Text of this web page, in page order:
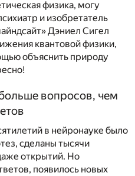
физика, могу
и изобретатель
Дэниел Сигел
квантовой физики,
объяснить природу
вопросов, чем
в нейронауке было
сделаны тысячи
открытий. Но
появилось новых